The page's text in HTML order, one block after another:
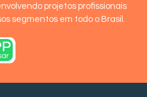
projetos profissionais
segmentos em todo o Brasil.